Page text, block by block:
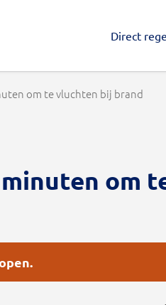
Direct
om te vluchten bij brand
om